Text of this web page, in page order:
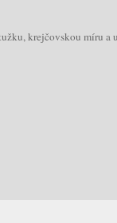
krejčovskou míru a